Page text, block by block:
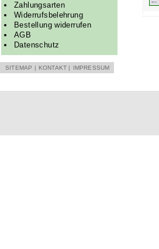
Zahlungsarten
Widerrufsbelehrung
Bestellung widerrufen
AGB
Datenschutz
SITEMAP | KONTAKT | IMPRESSUM